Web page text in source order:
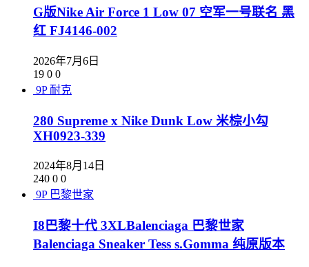
G版Nike Air Force 1 Low 07 空军一号联名 黑
红 FJ4146-002
2026年7月6日
19 0 0
9P 耐克
280 Supreme x Nike Dunk Low 米棕小勾
XH0923-339
2024年8月14日
240 0 0
9P 巴黎世家
I8巴黎十代 3XLBalenciaga 巴黎世家
Balenciaga Sneaker Tess s.Gomma 纯原版本